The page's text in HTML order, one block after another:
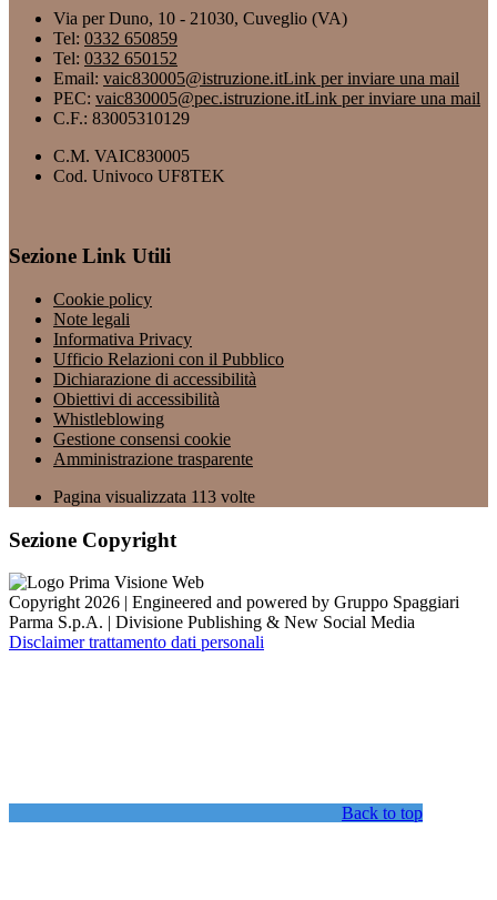
Via per Duno, 10 - 21030, Cuveglio (VA)
Tel: 0332 650859
Tel: 0332 650152
Email: vaic830005@istruzione.itLink per inviare una mail
PEC: vaic830005@pec.istruzione.itLink per inviare una mail
C.F.: 83005310129
C.M. VAIC830005
Cod. Univoco UF8TEK
Sezione Link Utili
Cookie policy
Note legali
Informativa Privacy
Ufficio Relazioni con il Pubblico
Dichiarazione di accessibilità
Obiettivi di accessibilità
Whistleblowing
Gestione consensi cookie
Amministrazione trasparente
Pagina visualizzata 113 volte
Sezione Copyright
Copyright 2026 | Engineered and powered by Gruppo Spaggiari
Parma S.p.A. | Divisione Publishing & New Social Media
Disclaimer trattamento dati personali
Back to top